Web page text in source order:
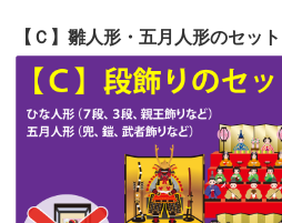
第49回人形供養祭令和4年1
第48回人形供養祭令和3年
第47回人形供養祭 令和3年
第46回人形供養祭 令和3年
【Ｃ】雛人形・五月人形のセット